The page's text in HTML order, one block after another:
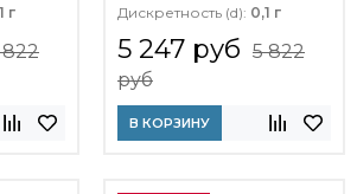
г
822
Дискретность (d): 0,1 г
5 247 руб 5 822
руб
В КОРЗИНУ